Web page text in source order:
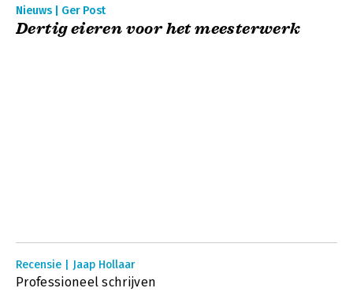
Nieuws | Ger Post
Dertig eieren voor het meesterwerk
Recensie | Jaap Hollaar
Professioneel schrijven